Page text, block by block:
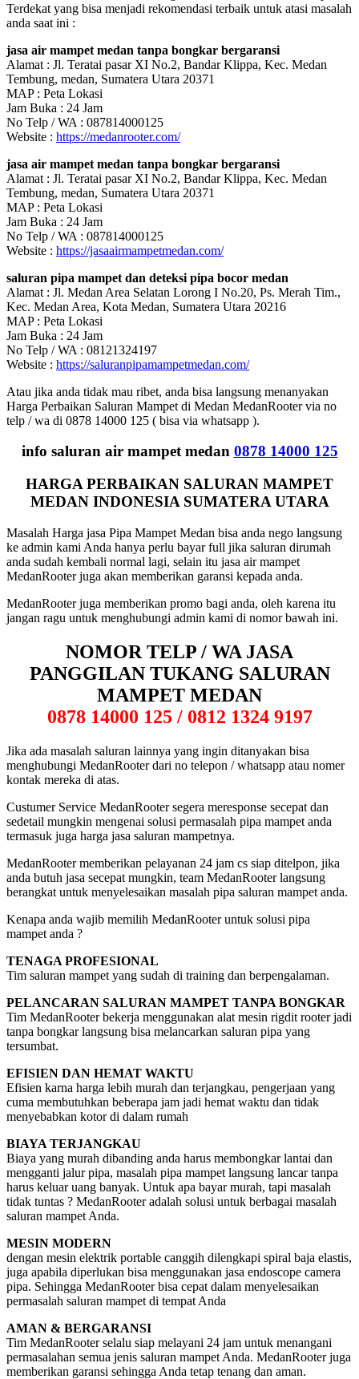
Terdekat yang bisa menjadi rekomendasi terbaik untuk atasi masalah
anda saat ini :
jasa air mampet medan tanpa bongkar bergaransi
Alamat : Jl. Teratai pasar XI No.2, Bandar Klippa, Kec. Medan
Tembung, medan, Sumatera Utara 20371
MAP : Peta Lokasi
Jam Buka : 24 Jam
No Telp / WA : 087814000125
Website : https://medanrooter.com/
jasa air mampet medan tanpa bongkar bergaransi
Alamat : Jl. Teratai pasar XI No.2, Bandar Klippa, Kec. Medan
Tembung, medan, Sumatera Utara 20371
MAP : Peta Lokasi
Jam Buka : 24 Jam
No Telp / WA : 087814000125
Website : https://jasaairmampetmedan.com/
saluran pipa mampet dan deteksi pipa bocor medan
Alamat : Jl. Medan Area Selatan Lorong I No.20, Ps. Merah Tim.,
Kec. Medan Area, Kota Medan, Sumatera Utara 20216
MAP : Peta Lokasi
Jam Buka : 24 Jam
No Telp / WA : 08121324197
Website : https://saluranpipamampetmedan.com/
Atau jika anda tidak mau ribet, anda bisa langsung menanyakan
Harga Perbaikan Saluran Mampet di Medan MedanRooter via no
telp / wa di 0878 14000 125 ( bisa via whatsapp ).
info saluran air mampet medan 0878 14000 125
HARGA PERBAIKAN SALURAN MAMPET
MEDAN INDONESIA SUMATERA UTARA
Masalah Harga jasa Pipa Mampet Medan bisa anda nego langsung
ke admin kami Anda hanya perlu bayar full jika saluran dirumah
anda sudah kembali normal lagi, selain itu jasa air mampet
MedanRooter juga akan memberikan garansi kepada anda.
MedanRooter juga memberikan promo bagi anda, oleh karena itu
jangan ragu untuk menghubungi admin kami di nomor bawah ini.
NOMOR TELP / WA JASA
PANGGILAN TUKANG SALURAN
MAMPET MEDAN
0878 14000 125 / 0812 1324 9197
Jika ada masalah saluran lainnya yang ingin ditanyakan bisa
menghubungi MedanRooter dari no telepon / whatsapp atau nomer
kontak mereka di atas.
Custumer Service MedanRooter segera meresponse secepat dan
sedetail mungkin mengenai solusi permasalah pipa mampet anda
termasuk juga harga jasa saluran mampetnya.
MedanRooter memberikan pelayanan 24 jam cs siap ditelpon, jika
anda butuh jasa secepat mungkin, team MedanRooter langsung
berangkat untuk menyelesaikan masalah pipa saluran mampet anda.
Kenapa anda wajib memilih MedanRooter untuk solusi pipa
mampet anda ?
TENAGA PROFESIONAL
Tim saluran mampet yang sudah di training dan berpengalaman.
PELANCARAN SALURAN MAMPET TANPA BONGKAR
Tim MedanRooter bekerja menggunakan alat mesin rigdit rooter jadi
tanpa bongkar langsung bisa melancarkan saluran pipa yang
tersumbat.
EFISIEN DAN HEMAT WAKTU
Efisien karna harga lebih murah dan terjangkau, pengerjaan yang
cuma membutuhkan beberapa jam jadi hemat waktu dan tidak
menyebabkan kotor di dalam rumah
BIAYA TERJANGKAU
Biaya yang murah dibanding anda harus membongkar lantai dan
mengganti jalur pipa, masalah pipa mampet langsung lancar tanpa
harus keluar uang banyak. Untuk apa bayar murah, tapi masalah
tidak tuntas ? MedanRooter adalah solusi untuk berbagai masalah
saluran mampet Anda.
MESIN MODERN
dengan mesin elektrik portable canggih dilengkapi spiral baja elastis,
juga apabila diperlukan bisa menggunakan jasa endoscope camera
pipa. Sehingga MedanRooter bisa cepat dalam menyelesaikan
permasalah saluran mampet di tempat Anda
AMAN & BERGARANSI
Tim MedanRooter selalu siap melayani 24 jam untuk menangani
permasalahan semua jenis saluran mampet Anda. MedanRooter juga
memberikan garansi sehingga Anda tetap tenang dan aman.